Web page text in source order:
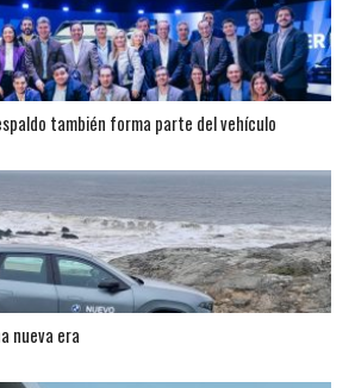
también forma parte del vehículo
nueva era